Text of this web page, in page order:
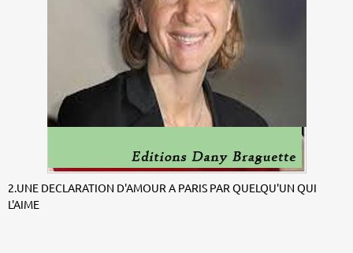
2.UNE DECLARATION D'AMOUR A PARIS PAR QUELQU'UN QUI
L'AIME